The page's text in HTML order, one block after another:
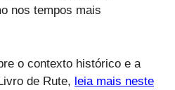
nos tempos mais
o contexto histórico e a
de Rute, leia mais neste